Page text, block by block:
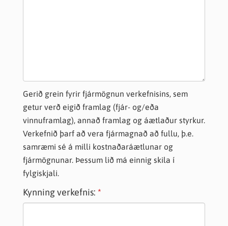
Gerið grein fyrir fjármögnun verkefnisins, sem
getur verð eigið framlag (fjár- og/eða
vinnuframlag), annað framlag og áætlaður styrkur.
Verkefnið þarf að vera fjármagnað að fullu, þ.e.
samræmi sé á milli kostnaðaráætlunar og
fjármögnunar. Þessum lið má einnig skila í
fylgiskjali.
Kynning verkefnis: